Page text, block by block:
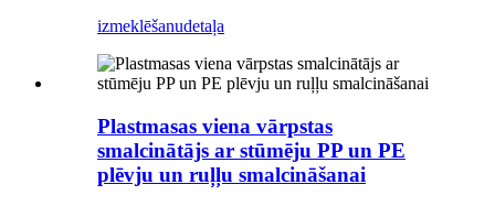
izmeklēšanudetaļa
Plastmasas viena vārpstas
smalcinātājs ar stūmēju PP un PE
plēvju un ruļļu smalcināšanai